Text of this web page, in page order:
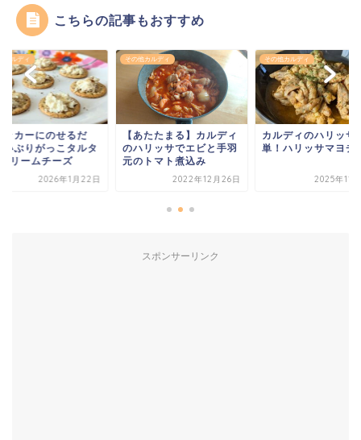
こちらの記事もおすすめ
カルディ
ッカーにのせるだ
いぶりがっこタルタ
リームチーズ
2026年1月22日
その他カルディ
【あたたまる】カルディ
のハリッサでエビと手羽
元のトマト煮込み
2022年12月26日
その他カルディ
カルディのハリッサ
単！ハリッサマヨチ
2025年11
スポンサーリンク